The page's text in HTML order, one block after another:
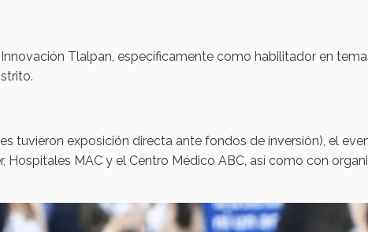
Tlalpan, específicamente como habilitador en
tuvieron exposición directa ante fondos de inversión), el
MAC y el Centro Médico ABC, así como con